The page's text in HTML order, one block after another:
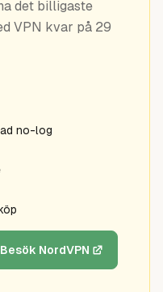
det billigaste
VPN kvar på 29
no-log
Besök NordVPN